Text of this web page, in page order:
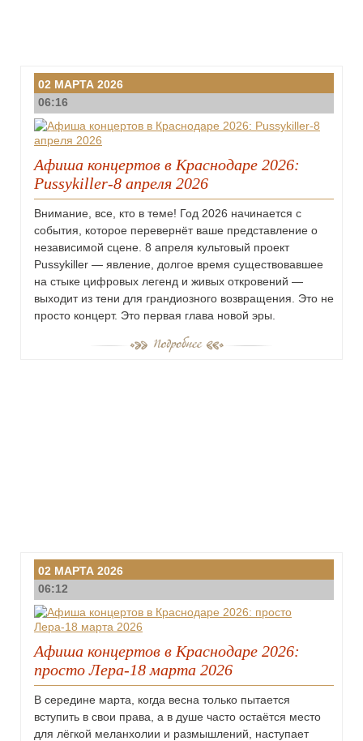
02 МАРТА 2026
06:16
Афиша концертов в Краснодаре 2026:
Pussykiller-8 апреля 2026
Внимание, все, кто в теме! Год 2026 начинается с
события, которое перевернёт ваше представление о
независимой сцене. 8 апреля культовый проект
Pussykiller — явление, долгое время существовавшее
на стыке цифровых легенд и живых откровений —
выходит из тени для грандиозного возвращения. Это не
просто концерт. Это первая глава новой эры.
02 МАРТА 2026
06:12
Афиша концертов в Краснодаре 2026:
просто Лера-18 марта 2026
В середине марта, когда весна только пытается
вступить в свои права, а в душе часто остаётся место
для лёгкой меланхолии и размышлений, наступает